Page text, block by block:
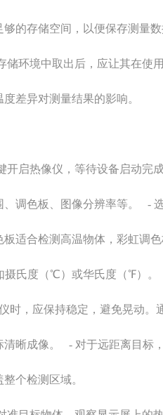
够的存储空间，以便保存测量
储环境中取出后，应让其在使
差异对测量结果的影响。
开启热像仪，等待设备启动完
、调色板、图像分辨率等。 -
适合检测高温物体，彩虹调
摄氏度（℃）或华氏度（℉）。
时，应保持稳定，避免晃动
清晰成像。 - 对于远距离目标
个检测区域。